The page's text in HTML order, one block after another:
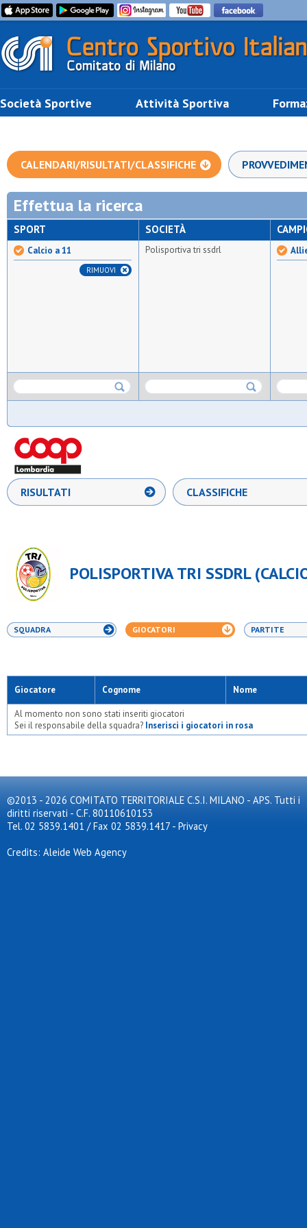
Società Sportive Attività Sportiva
CALENDARI/RISULTATI/CLASSIFICHE
Effettua la ricerca
SPORT
Calcio a 11
RIMUOVI
SOCIETÀ
Polisportiva tri ssdrl
RISULTATI CLASSIFICHE
POLISPORTIVA TRI SSDRL
SQUADRA GIOCATORI PARTITE
Giocatore Cognome Nome
Al momento non sono stati inseriti giocatori
Sei il responsabile della squadra? Inserisci i giocatori in rosa
©2013 - 2026 COMITATO TERRITORIALE C.S.I. MILANO - APS. Tutti i
diritti riservati - C.F. 80110610153
Tel. 02 5839.1401 / Fax 02 5839.1417 - Privacy
Credits: Aleide Web Agency